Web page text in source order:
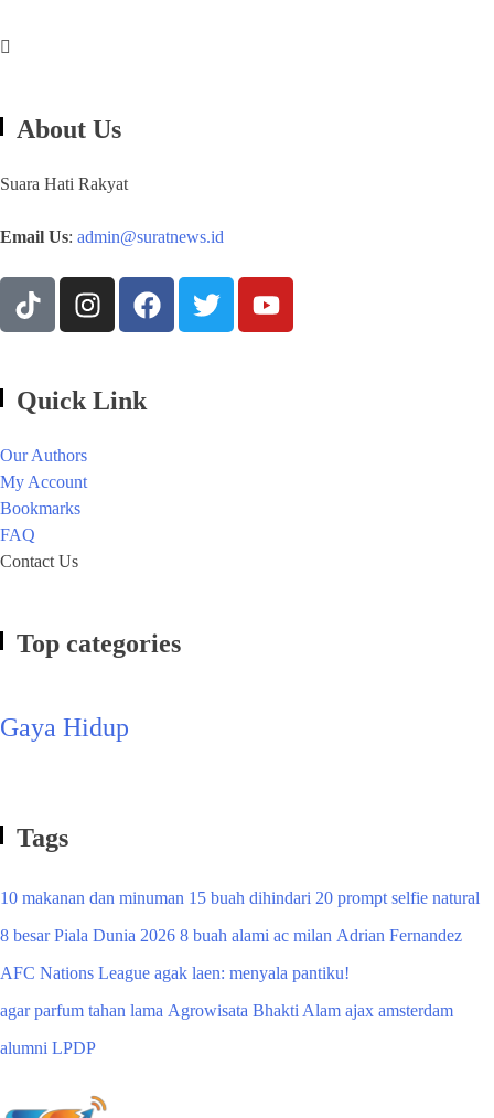
About Us
Suara Hati Rakyat
Email Us: admin@suratnews.id
Quick Link
Our Authors
My Account
Bookmarks
FAQ
Contact Us
Top categories
Gaya Hidup
Tags
10 makanan dan minuman 15 buah dihindari 20 prompt selfie natural
8 besar Piala Dunia 2026 8 buah alami ac milan Adrian Fernandez
AFC Nations League agak laen: menyala pantiku!
agar parfum tahan lama Agrowisata Bhakti Alam ajax amsterdam
alumni LPDP